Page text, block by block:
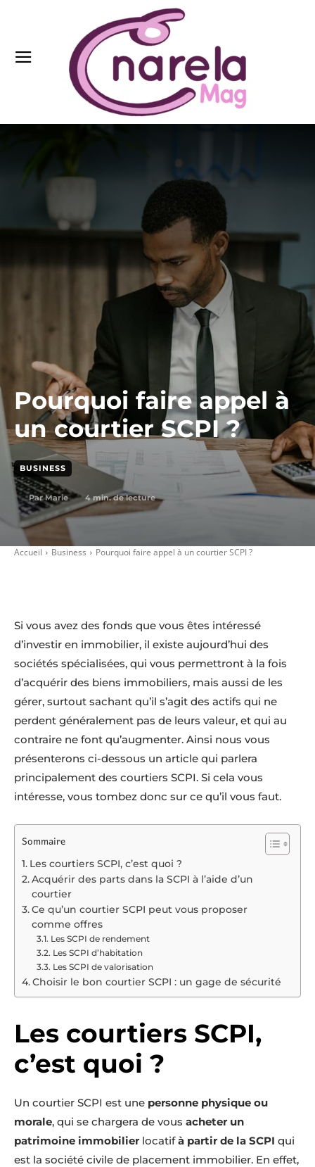
Pourquoi faire appel à
un courtier SCPI ?
BUSINESS
Par Marie 4min. de lecture
Accueil Business Pourquoi faire appel à un courtier SCPI ?
Si vous avez des fonds que vous êtes intéressé
d’investir en immobilier, il existe aujourd’hui des
sociétés spécialisées, qui vous permettront à la fois
d’acquérir des biens immobiliers, mais aussi de les
gérer, surtout sachant qu’il s’agit des actifs qui ne
perdent généralement pas de leurs valeur, et qui au
contraire ne font qu’augmenter. Ainsi nous vous
présenterons ci-dessous un article qui parlera
principalement des courtiers SCPI. Si cela vous
intéresse, vous tombez donc sur ce qu’il vous faut.
Sommaire
Les courtiers SCPI, c’est quoi ?
Acquérir des parts dans la SCPI à l’aide d’un
courtier
Ce qu’un courtier SCPI peut vous proposer
comme offres
Les SCPI de rendement
Les SCPI d’habitation
Les SCPI de valorisation
Choisir le bon courtier SCPI : un gage de sécurité
Les courtiers SCPI,
c’est quoi ?
Un courtier SCPI est une personne physique ou
morale, qui se chargera de vous acheter un
patrimoine immobilier locatifà partir de la SCPI qui
est la société civile de placement immobilier. En effet,